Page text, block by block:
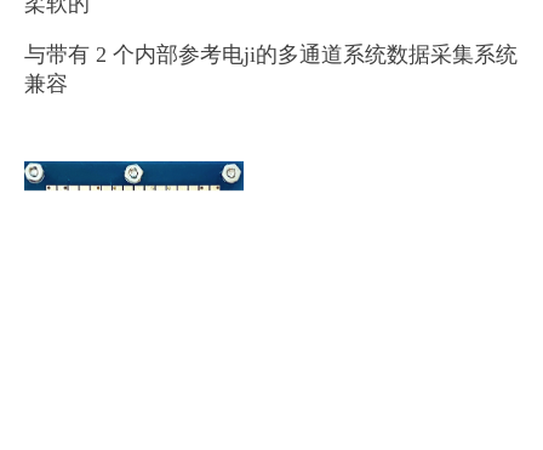
与带有 2 个内部参考电ji的多通道系统数据采集系统
兼容